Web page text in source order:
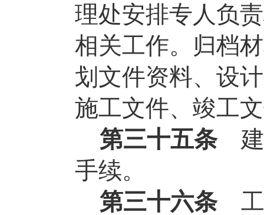
理处安排专人负
相关工作。归档
划文件资料、设
施工文件、竣工
第三十五条
手续。
第三十六条